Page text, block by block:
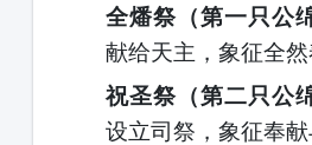
全燔祭（第一只公
献给天主，象征全然
祝圣祭（第二只公
设立司祭，象征奉献